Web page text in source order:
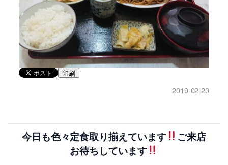
印刷
2019-02-20
今日も色々定食取り揃えています
ご来店
お待ちしています